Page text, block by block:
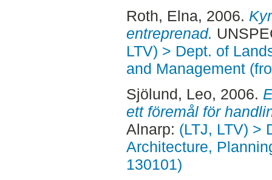
Roth, Elna, 2006.
entreprenad.
LTV) > Dept. of
and Management
Sjölund, Leo, 2006.
ett föremål för
Alnarp: (LTJ, LTV) >
Architecture,
130101)